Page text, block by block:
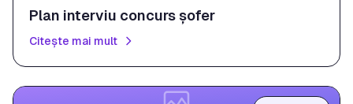
Plan interviu concurs șofer
Citește mai mult